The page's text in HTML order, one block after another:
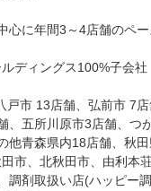
心に年間3～4店舗のペ
ディングス100%子会社
戸市 13店舗、弘前市 7
、五所川原市3店舗、つ
他青森県内18店舗、秋
市、北秋田市、由利本
調剤取扱い店(ハッピー